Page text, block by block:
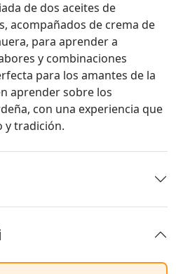
de dos aceites de
acompañados de crema de
para aprender a
y combinaciones
para los amantes de la
aprender sobre los
con una experiencia que
y tradición.